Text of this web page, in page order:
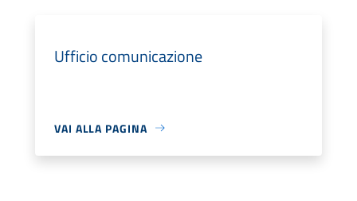
Ufficio comunicazione
VAI ALLA PAGINA